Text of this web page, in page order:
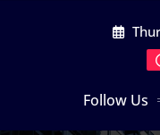
Follow Us